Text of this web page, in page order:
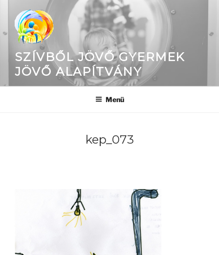
SZÍVBŐL JÖVŐ GYERMEK
JÖVŐ ALAPÍTVÁNY
Menü
kep_073